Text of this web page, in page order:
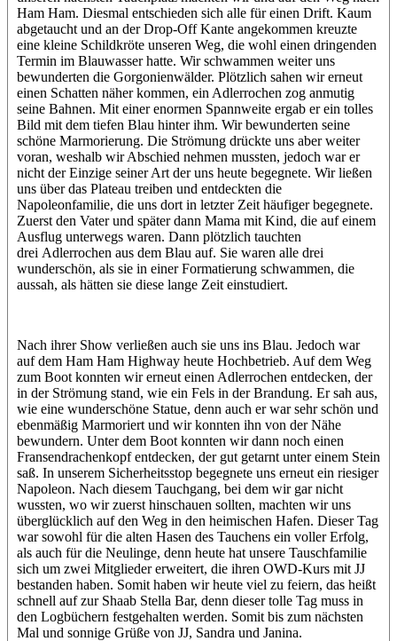
Ham Ham. Diesmal entschieden sich alle für einen Drift. Kaum
abgetaucht und an der Drop-Off Kante angekommen kreuzte
eine kleine Schildkröte unseren Weg, die wohl einen dringenden
Termin im Blauwasser hatte. Wir schwammen weiter uns
bewunderten die Gorgonienwälder. Plötzlich sahen wir erneut
einen Schatten näher kommen, ein Adlerrochen zog anmutig
seine Bahnen. Mit einer enormen Spannweite ergab er ein tolles
Bild mit dem tiefen Blau hinter ihm. Wir bewunderten seine
schöne Marmorierung. Die Strömung drückte uns aber weiter
voran, weshalb wir Abschied nehmen mussten, jedoch war er
nicht der Einzige seiner Art der uns heute begegnete. Wir ließen
uns über das Plateau treiben und entdeckten die
Napoleonfamilie, die uns dort in letzter Zeit häufiger begegnete.
Zuerst den Vater und später dann Mama mit Kind, die auf einem
Ausflug unterwegs waren. Dann plötzlich tauchten
drei Adlerrochen aus dem Blau auf. Sie waren alle drei
wunderschön, als sie in einer Formatierung schwammen, die
aussah, als hätten sie diese lange Zeit einstudiert.
Nach ihrer Show verließen auch sie uns ins Blau. Jedoch war
auf dem Ham Ham Highway heute Hochbetrieb. Auf dem Weg
zum Boot konnten wir erneut einen Adlerrochen entdecken, der
in der Strömung stand, wie ein Fels in der Brandung. Er sah aus,
wie eine wunderschöne Statue, denn auch er war sehr schön und
ebenmäßig Marmoriert und wir konnten ihn von der Nähe
bewundern. Unter dem Boot konnten wir dann noch einen
Fransendrachenkopf entdecken, der gut getarnt unter einem Stein
saß. In unserem Sicherheitsstop begegnete uns erneut ein riesiger
Napoleon. Nach diesem Tauchgang, bei dem wir gar nicht
wussten, wo wir zuerst hinschauen sollten, machten wir uns
überglücklich auf den Weg in den heimischen Hafen. Dieser Tag
war sowohl für die alten Hasen des Tauchens ein voller Erfolg,
als auch für die Neulinge, denn heute hat unsere Tauschfamilie
sich um zwei Mitglieder erweitert, die ihren OWD-Kurs mit JJ
bestanden haben. Somit haben wir heute viel zu feiern, das heißt
schnell auf zur Shaab Stella Bar, denn dieser tolle Tag muss in
den Logbüchern festgehalten werden. Somit bis zum nächsten
Mal und sonnige Grüße von JJ, Sandra und Janina.